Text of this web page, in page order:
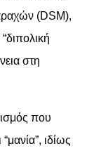
(DSM),
στη
που
ιδίως